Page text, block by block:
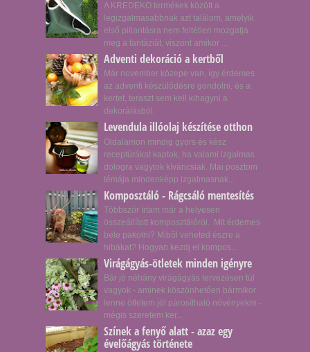
A KREDEKO termékek között a
legizgalmasabbnak azt találom, amelyik
első pillantásra nem feltétlen mozgatja
meg a fantáziát, viszont amikor ...
Adventi dekoráció a kertből
Már november közepe van, így érdemes
az adventi készülődésre gondolni, és a
kertet, teraszt sem kell kihagyni a
dekorálásból.
Levendula illóolaj készítése otthon
Oldalamon mindig gyors és kész
receptúrákat kaptok, ha valami izgalmas
dologra vagytok kíváncsiak. Mai posztom
témája mindenképp izgalmasnak...
Komposztáló - Rágcsáló mentesítés
Többször írtam már a helyesen
összeállított komposztálóról. Mit érdemes
bele pakolni? Miből veheted észre a
hibákat? Hogyan kezdj el kompos...
Virágágyás-ötletek minden igényre
Bár jó néhány virágágyás tervezésen túl
vagyok - aminek köszönhetően bármikor
lenne ötletem jól párosítható növényekre -
mégis szeretem ker...
Színek a fenyő alatt - azaz egy
évelőágyás története